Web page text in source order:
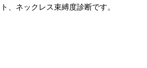
、ネックレス束縛度診断です。